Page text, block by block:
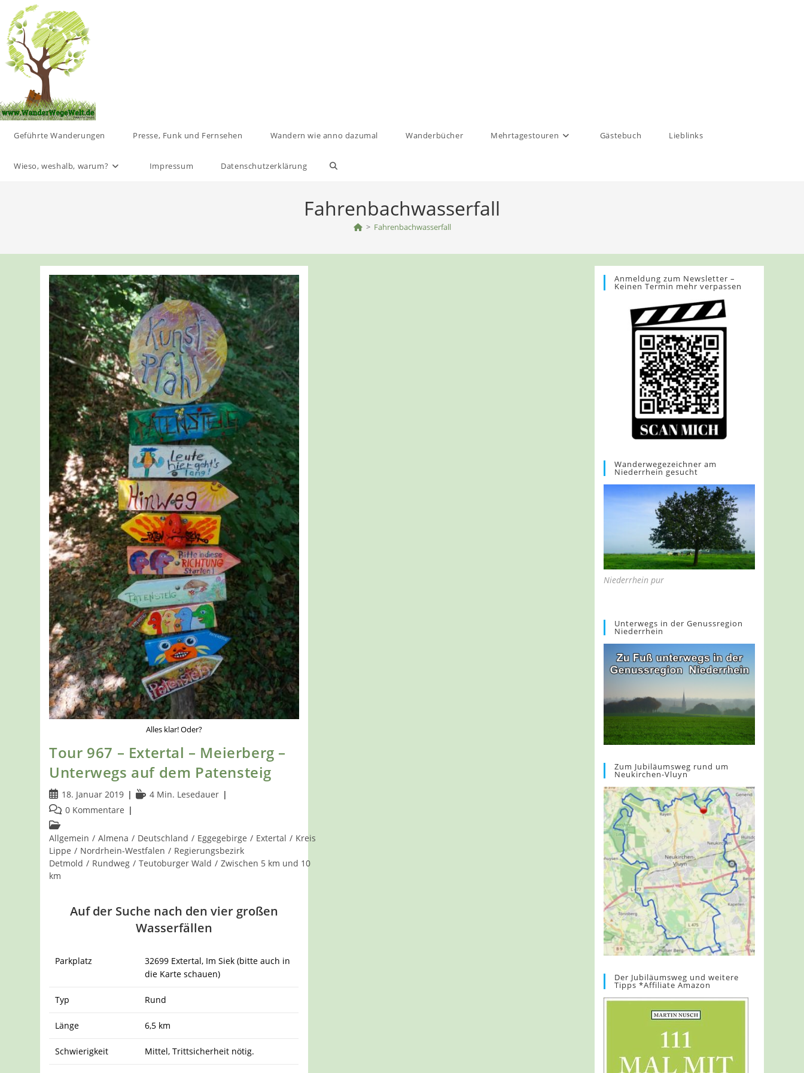
Inhalt
springen
Geführte Wanderungen Presse, Funk und Fernsehen Wandern wie anno dazumal Wanderbücher Mehrtagestouren Gästebuch Lieblinks
Wieso, weshalb, warum? Impressum Datenschutzerklärung Website-
umschalten
Fahrenbachwasserfall
> Fahrenbachwasserfall
Alles klar! Oder?
Tour 967 – Extertal – Meierberg –
Unterwegs auf dem Patensteig
Beitrag
veröffentlicht:
18. Januar 2019 Lesedauer:
4 Min. Lesedauer
Beitrags-
Kommentare:
0 Kommentare
Beitrags-
Kategorie:
Allgemein / Almena / Deutschland / Eggegebirge / Extertal / Kreis
Lippe / Nordrhein-Westfalen / Regierungsbezirk
Detmold / Rundweg / Teutoburger Wald / Zwischen 5 km und 10
km
Auf der Suche nach den vier großen
Wasserfällen
Parkplatz
32699 Extertal, Im Siek (bitte auch in
die Karte schauen)
Typ Rund
Länge 6,5 km
Schwierigkeit Mittel, Trittsicherheit nötig.
Anmeldung zum Newsletter –
Keinen Termin mehr verpassen
Wanderwegezeichner am
Niederrhein gesucht
Niederrhein pur
Unterwegs in der Genussregion
Niederrhein
Zum Jubiläumsweg rund um
Neukirchen-Vluyn
Der Jubiläumsweg und weitere
Tipps *Affiliate Amazon